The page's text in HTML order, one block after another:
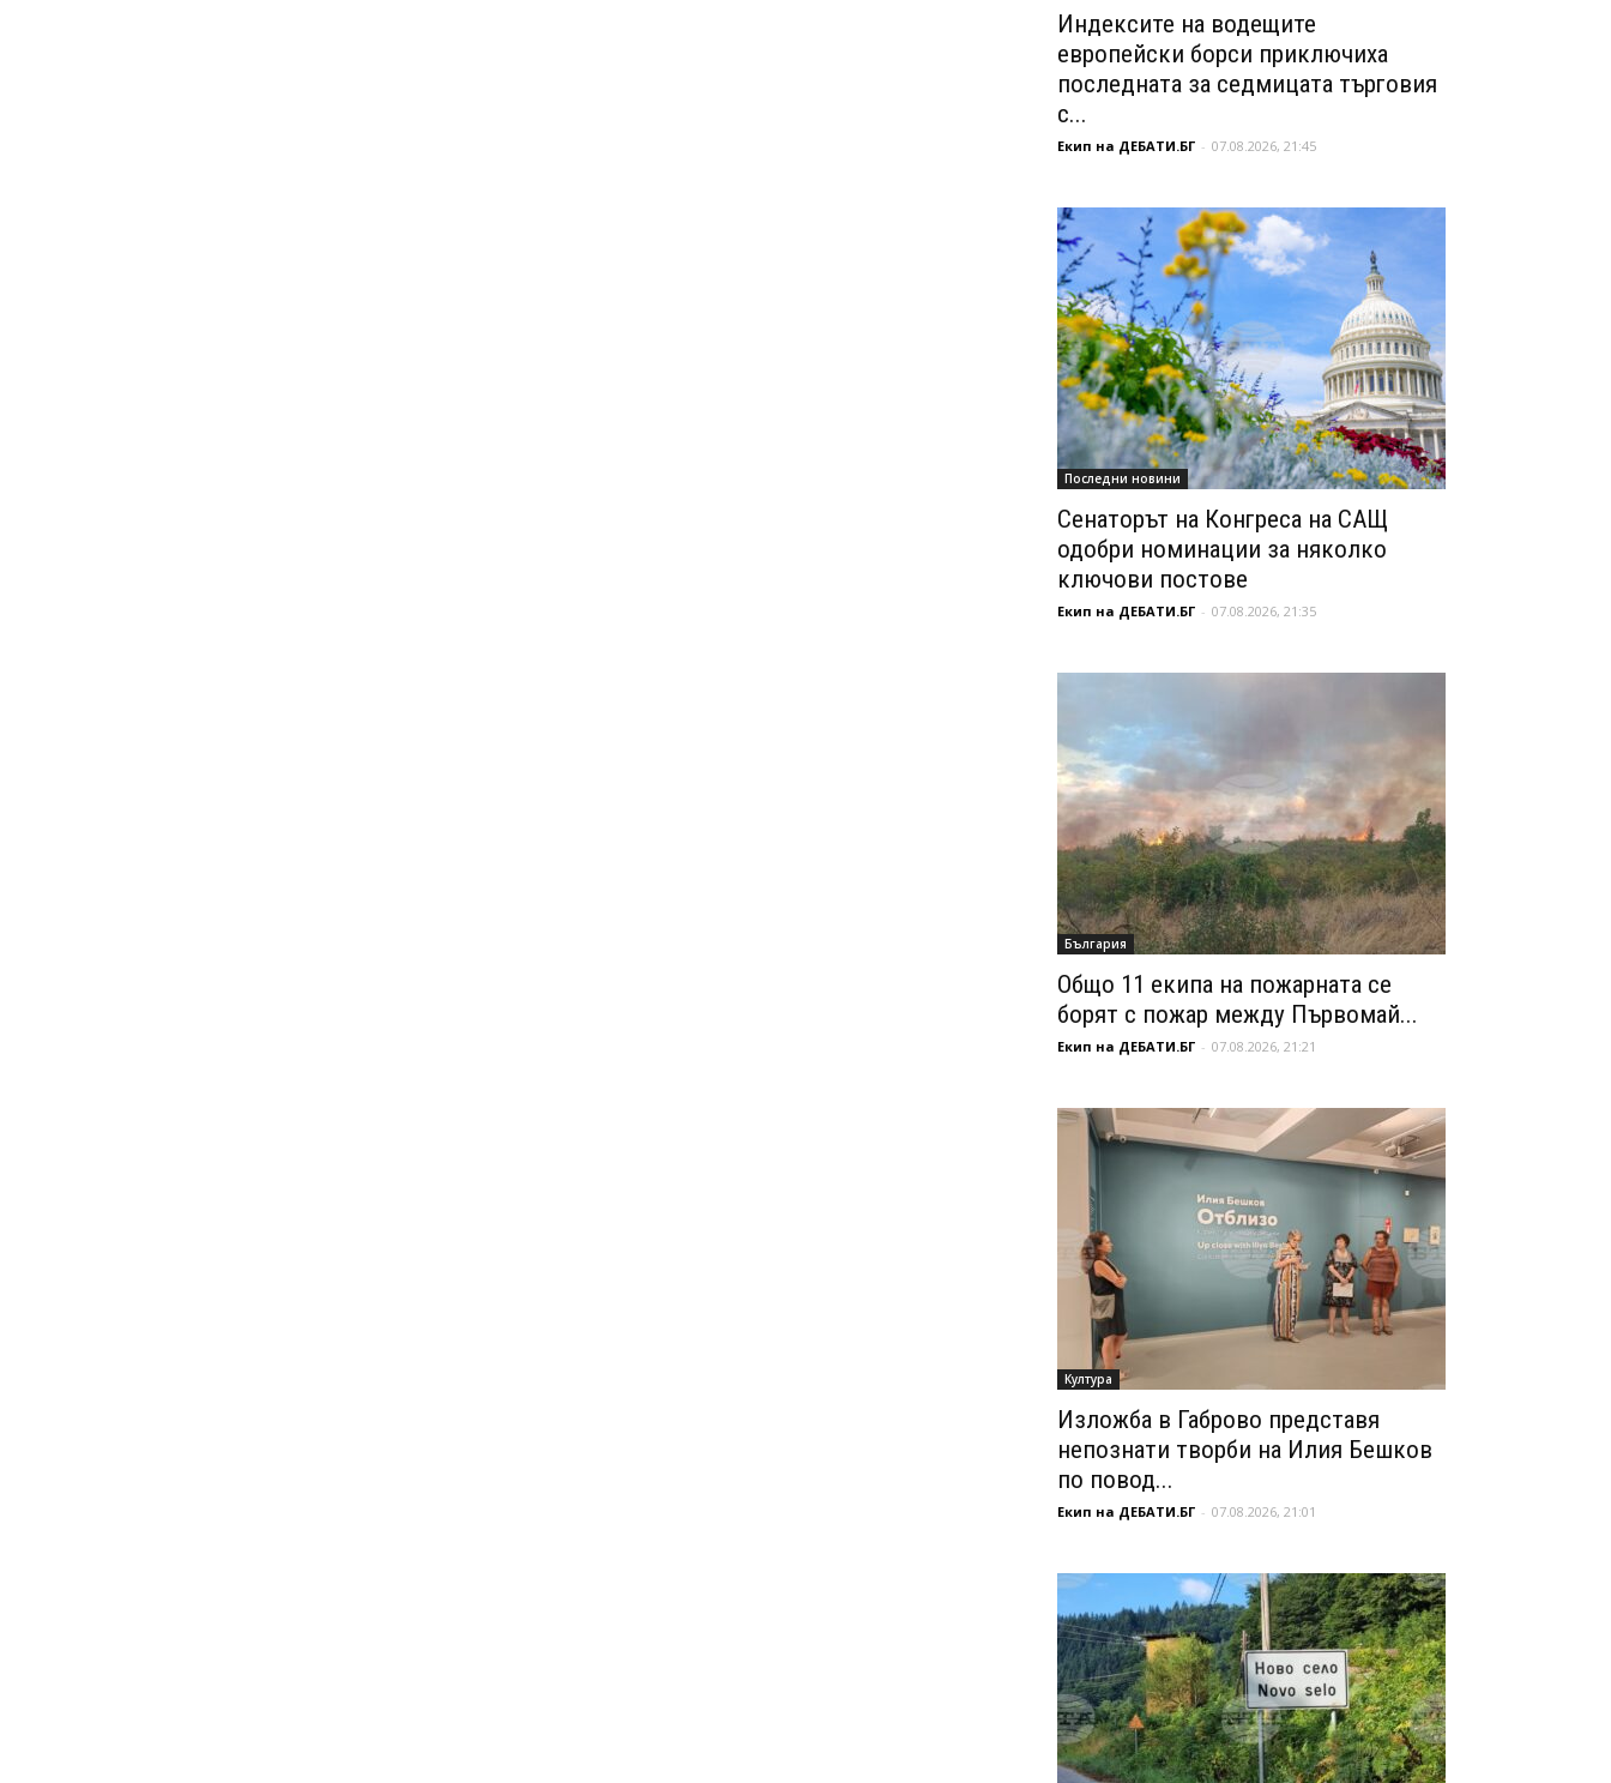
Индексите на водещите
европейски борси приключиха
последната за седмицата търговия
с...
Екип на ДЕБАТИ.БГ - 07.08.2026, 21:45
Последни новини
Сенаторът на Конгреса на САЩ
одобри номинации за няколко
ключови постове
Екип на ДЕБАТИ.БГ - 07.08.2026, 21:35
България
Общо 11 екипа на пожарната се
борят с пожар между Първомай...
Екип на ДЕБАТИ.БГ - 07.08.2026, 21:21
Култура
Изложба в Габрово представя
непознати творби на Илия Бешков
по повод...
Екип на ДЕБАТИ.БГ - 07.08.2026, 21:01